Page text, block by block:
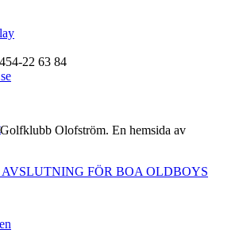
22 63 84
Olofström. En hemsida av
AVSLUTNING FÖR BOA OLDBOYS